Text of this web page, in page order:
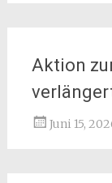
Aktion
Juni 15,